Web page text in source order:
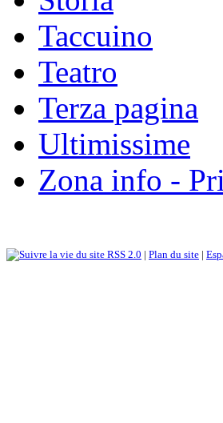
Taccuino
Teatro
Terza pagina
Ultimissime
Zona info -
RSS 2.0 | Plan du site |